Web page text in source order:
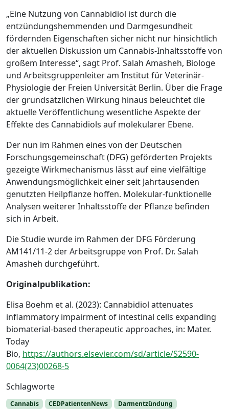
„Eine Nutzung von Cannabidiol ist durch die
entzündungshemmenden und Darmgesundheit
fördernden Eigenschaften sicher nicht nur hinsichtlich
der aktuellen Diskussion um Cannabis-Inhaltsstoffe von
großem Interesse“, sagt Prof. Salah Amasheh, Biologe
und Arbeitsgruppenleiter am Institut für Veterinär-
Physiologie der Freien Universität Berlin. Über die Frage
der grundsätzlichen Wirkung hinaus beleuchtet die
aktuelle Veröffentlichung wesentliche Aspekte der
Effekte des Cannabidiols auf molekularer Ebene.
Der nun im Rahmen eines von der Deutschen
Forschungsgemeinschaft (DFG) geförderten Projekts
gezeigte Wirkmechanismus lässt auf eine vielfältige
Anwendungsmöglichkeit einer seit Jahrtausenden
genutzten Heilpflanze hoffen. Molekular-funktionelle
Analysen weiterer Inhaltsstoffe der Pflanze befinden
sich in Arbeit.
Die Studie wurde im Rahmen der DFG Förderung
AM141/11-2 der Arbeitsgruppe von Prof. Dr. Salah
Amasheh durchgeführt.
Originalpublikation:
Elisa Boehm et al. (2023): Cannabidiol attenuates
inflammatory impairment of intestinal cells expanding
biomaterial-based therapeutic approaches, in: Mater.
Today
Bio, https://authors.elsevier.com/sd/article/S2590-
0064(23)00268-5
Schlagworte
Cannabis CEDPatientenNews Darmentzündung